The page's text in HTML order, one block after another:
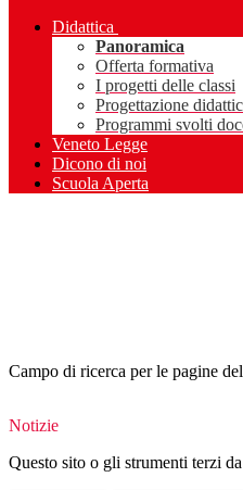
Didattica
Panoramica
Offerta formativa
I progetti delle classi
Progettazione
Programmi svolti
Veneto Legge
Dicono di noi
Scuola Aperta
Campo di ricerca per le pagine
Notizie
Questo sito o gli strumenti terzi